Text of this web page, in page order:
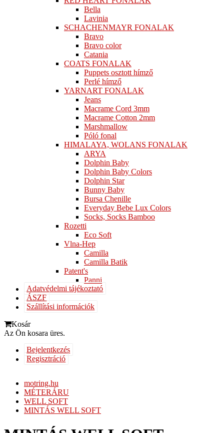
Bella
Lavinia
SCHACHENMAYR FONALAK
Bravo
Bravo color
Catania
COATS FONALAK
Puppets osztott hímző
Perlé hímző
YARNART FONALAK
Jeans
Macrame Cord 3mm
Macrame Cotton 2mm
Marshmallow
Póló fonal
HIMALAYA, WOLANS FONALAK
ARYA
Dolphin Baby
Dolphin Baby Colors
Dolphin Star
Bunny Baby
Bursa Chenille
Everyday Bebe Lux Colors
Socks, Socks Bamboo
Rozetti
Eco Soft
Vlna-Hep
Camilla
Camilla Batik
Patent's
Panni
Adatvédelmi tájékoztató
ÁSZF
Szállítási információk
Kosár
Az Ön kosara üres.
Bejelentkezés
Regisztráció
motring.hu
MÉTERÁRU
WELL SOFT
MINTÁS WELL SOFT